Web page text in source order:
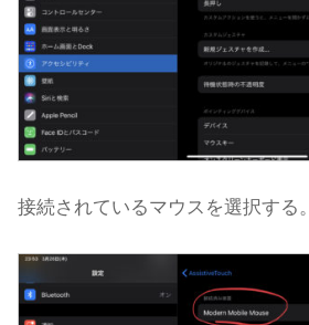
接続されているマウスを選択する。